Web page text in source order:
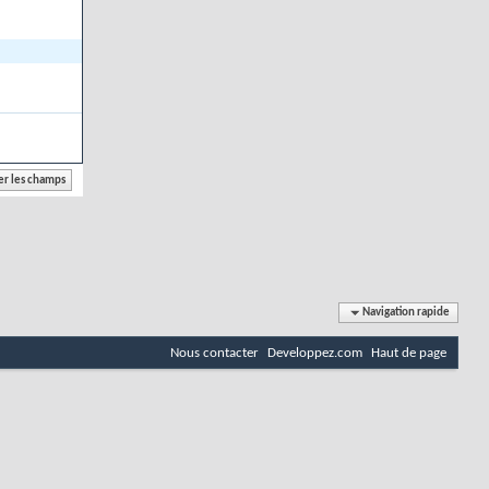
Navigation rapide
Nous contacter Developpez.com Haut de page